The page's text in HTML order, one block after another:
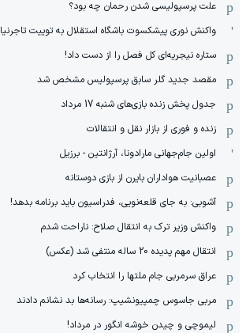
علت پرسپولیسی شدن رحمان چه بود؟
واکنش نوری پیشکسوت باشگاه استقلال به توییت تاجرنیا
ستاره نیجریه‌ای کل فصل را از دست داد!
مقصد جدید گلر سابق پرسپولیس مشخص شد
جدول پخش زنده بازی‌های شنبه 17 مرداد
زنده و فوری از بازار نقل و انتقالات
اولین جام‌جهانی مارادونا، آرژانتین - برزیل
عصبانیت هواداران بایرن از بازی دوستانه
آشوبی: به جای قلعه‌نویی، فدراسیون باید برنامه بدهد!
واکنش وزیر ترک به انتقال صلاح: ناراحت شدم
انتقال مهم پدیده 20 ساله منتفی شد (عکس)
عراق سرمربی جام ملتها را انتخاب کرد
مربی جاسوس چمپیونشیپ: رسانه‌ها بد نشانم دادند
لیموچی و چیدن خوشه انگور در مرداد!